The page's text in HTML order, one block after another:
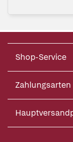
Shop-Service
Zahlungsarten